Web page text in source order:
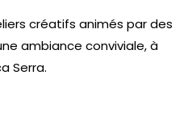
créatifs animés par des
ambiance conviviale, à
Serra.